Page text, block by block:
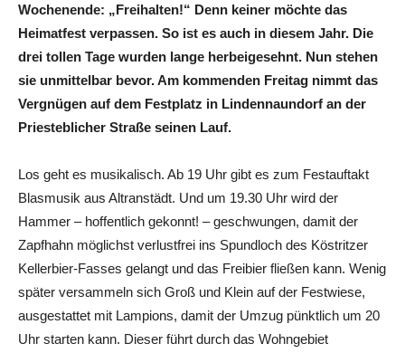
Wochenende: „Freihalten!“ Denn keiner möchte das
Heimatfest verpassen. So ist es auch in diesem Jahr. Die
drei tollen Tage wurden lange herbeigesehnt. Nun stehen
sie unmittelbar bevor. Am kommenden Freitag nimmt das
Vergnügen auf dem Festplatz in Lindennaundorf an der
Priesteblicher Straße seinen Lauf.
Los geht es musikalisch. Ab 19 Uhr gibt es zum Festauftakt
Blasmusik aus Altranstädt. Und um 19.30 Uhr wird der
Hammer – hoffentlich gekonnt! – geschwungen, damit der
Zapfhahn möglichst verlustfrei ins Spundloch des Köstritzer
Kellerbier-Fasses gelangt und das Freibier fließen kann. Wenig
später versammeln sich Groß und Klein auf der Festwiese,
ausgestattet mit Lampions, damit der Umzug pünktlich um 20
Uhr starten kann. Dieser führt durch das Wohngebiet